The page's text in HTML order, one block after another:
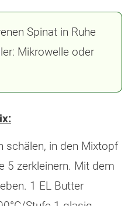
Spinat in Ruhe
Mikrowelle oder
schälen, in den Mixtopf
5 zerkleinern. Mit dem
1 EL Butter